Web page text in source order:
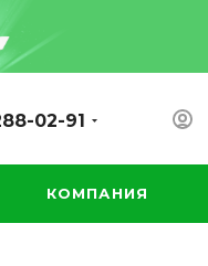
02-91
КОМПАНИЯ